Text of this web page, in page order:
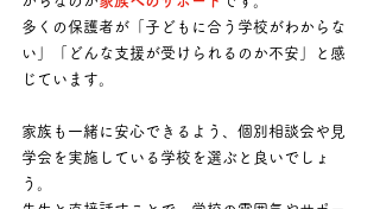
多くの保護者が「子どもに合う学校がわからな
い」「どんな支援が受けられるのか不安」と感
じています。
家族も一緒に安心できるよう、個別相談会や見
学会を実施している学校を選ぶと良いでしょ
う。